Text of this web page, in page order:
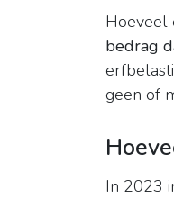
Hoeveel
bedrag
geen of
In 2023